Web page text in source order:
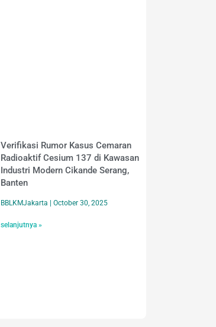
Verifikasi Rumor Kasus Cemaran
Radioaktif Cesium 137 di Kawasan
Industri Modern Cikande Serang,
Banten
BBLKMJakarta October 30, 2025
selanjutnya »